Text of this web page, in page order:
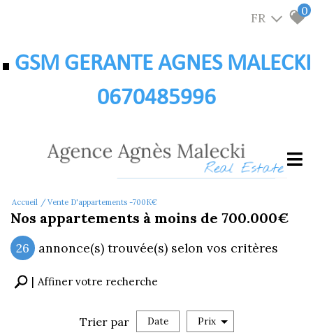
FR 0
GSM GERANTE AGNES MALECKI
0670485996
Accueil Vente D'appartements -700K€
Nos appartements à moins de 700.000€
26 annonce(s) trouvée(s) selon vos critères
Affiner votre recherche
Trier par Date Prix